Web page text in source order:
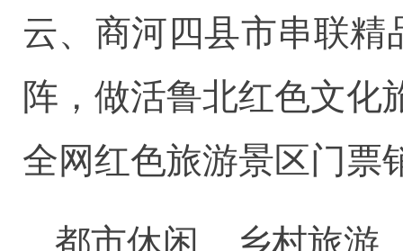
云、商河四县市串联精
阵，做活鲁北红色文化
全网红色旅游景区门票
都市休闲、乡村旅游